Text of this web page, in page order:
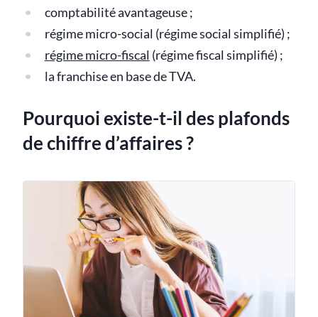
comptabilité avantageuse ;
régime micro-social (régime social simplifié) ;
régime micro-fiscal (régime fiscal simplifié) ;
la franchise en base de TVA.
Pourquoi existe-t-il des plafonds
de chiffre d’affaires ?